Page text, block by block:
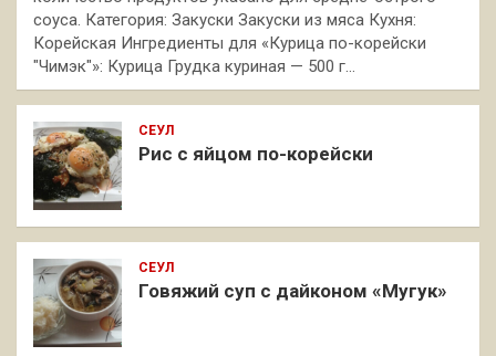
соуса. Категория: Закуски Закуски из мяса Кухня:
Корейская Ингредиенты для «Курица по-корейски
"Чимэк"»: Курица Грудка куриная — 500 г…
СЕУЛ
Рис с яйцом по-корейски
СЕУЛ
Говяжий суп с дайконом «Мугук»